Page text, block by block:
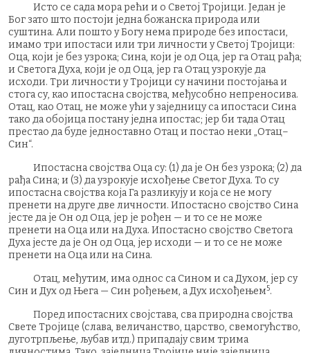
Исто се сада мора рећи и о Светој Тројици. Један је
Бог зато што постоји једна божанска природа или
суштина. Али пошто у Богу нема природе без ипостаси,
имамо три ипостаси или три личности у Светој Тројици:
Оца, који је без узрока; Сина, који је од Оца, јер га Отац рађа;
и Светога Духа, који је од Оца, јер га Отац узрокује да
исходи. Три личности у Тројици су начини постојања и
стога су, као ипостасна својства, међусобно непреносива.
Отац, као Отац, не може ући у заједницу са ипостаси Сина
тако да обојица постану једна ипостас; јер би тада Отац
престао да буде једноставно Отац и постао неки „Отац–
Син“.
Ипостасна својства Оца су: (1) да је Он без узрока; (2) да
рађа Сина; и (3) да узрокује исхођење Светог Духа. То су
ипостасна својства која Га разликују и која се не могу
пренети на друге две личности. Ипостасно својство Сина
јесте да је Он од Оца, јер је рођен — и то се не може
пренети на Оца или на Духа. Ипостасно својство Светога
Духа јесте да је Он од Оца, јер исходи — и то се не може
пренети на Оца или на Сина.
Отац, међутим, има однос са Сином и са Духом, јер су
Син и Дух од Њега — Син рођењем, а Дух исхођењем5.
Поред ипостасних својстава, сва природна својства
Свете Тројице (слава, величанство, царство, свемогућство,
дуготрпљење, љубав итд.) припадају свим трима